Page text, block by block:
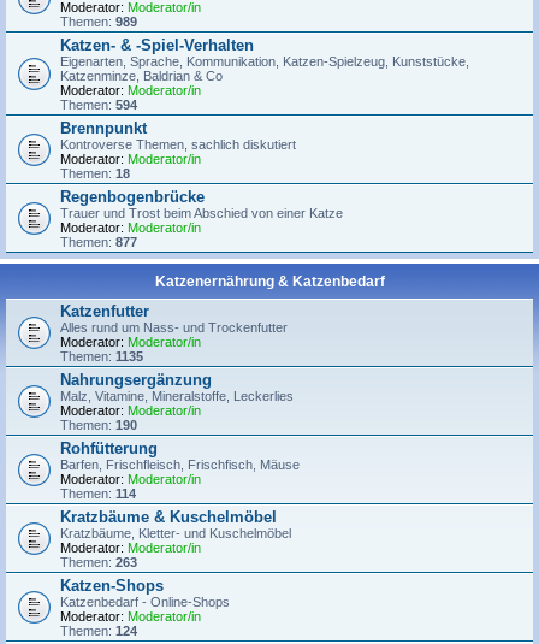
Moderator: Moderator/in
Themen: 989
Katzen- & -Spiel-Verhalten
Eigenarten, Sprache, Kommunikation, Katzen-Spielzeug, Kunststücke,
Katzenminze, Baldrian & Co
Moderator: Moderator/in
Themen: 594
Brennpunkt
Kontroverse Themen, sachlich diskutiert
Moderator: Moderator/in
Themen: 18
Regenbogenbrücke
Trauer und Trost beim Abschied von einer Katze
Moderator: Moderator/in
Themen: 877
Katzenernährung & Katzenbedarf
Katzenfutter
Alles rund um Nass- und Trockenfutter
Moderator: Moderator/in
Themen: 1135
Nahrungsergänzung
Malz, Vitamine, Mineralstoffe, Leckerlies
Moderator: Moderator/in
Themen: 190
Rohfütterung
Barfen, Frischfleisch, Frischfisch, Mäuse
Moderator: Moderator/in
Themen: 114
Kratzbäume & Kuschelmöbel
Kratzbäume, Kletter- und Kuschelmöbel
Moderator: Moderator/in
Themen: 263
Katzen-Shops
Katzenbedarf - Online-Shops
Moderator: Moderator/in
Themen: 124